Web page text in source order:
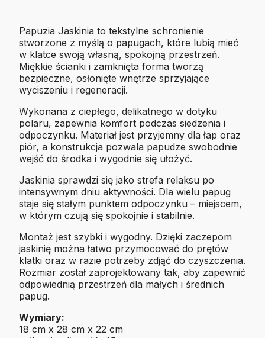
Papuzia Jaskinia to tekstylne schronienie
stworzone z myślą o papugach, które lubią mieć
w klatce swoją własną, spokojną przestrzeń.
Miękkie ścianki i zamknięta forma tworzą
bezpieczne, osłonięte wnętrze sprzyjające
wyciszeniu i regeneracji.
Wykonana z ciepłego, delikatnego w dotyku
polaru, zapewnia komfort podczas siedzenia i
odpoczynku. Materiał jest przyjemny dla łap oraz
piór, a konstrukcja pozwala papudze swobodnie
wejść do środka i wygodnie się ułożyć.
Jaskinia sprawdzi się jako strefa relaksu po
intensywnym dniu aktywności. Dla wielu papug
staje się stałym punktem odpoczynku – miejscem,
w którym czują się spokojnie i stabilnie.
Montaż jest szybki i wygodny. Dzięki zaczepom
jaskinię można łatwo przymocować do prętów
klatki oraz w razie potrzeby zdjąć do czyszczenia.
Rozmiar został zaprojektowany tak, aby zapewnić
odpowiednią przestrzeń dla małych i średnich
papug.
Wymiary:
18 cm x 28 cm x 22 cm